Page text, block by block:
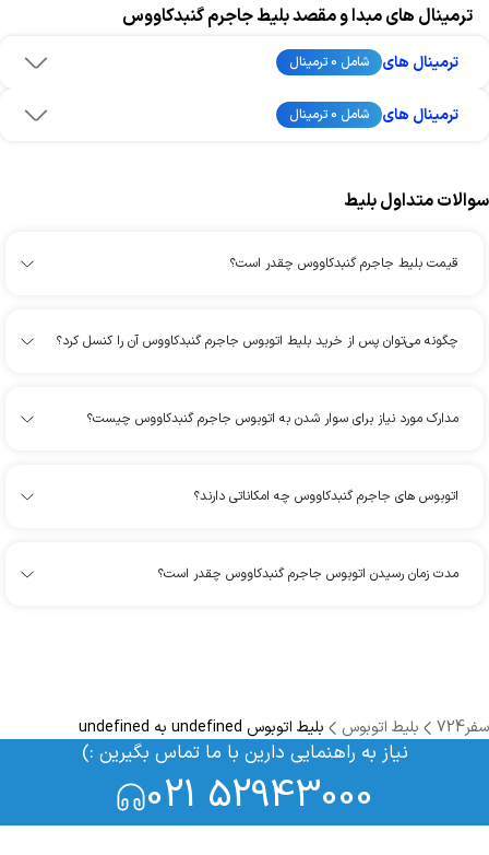
ترمینال های مبدا و مقصد بلیط جاجرم گنبدکاووس
ترمینال های شامل 0 ترمینال
ترمینال های شامل 0 ترمینال
سوالات متداول بلیط
قیمت بلیط جاجرم گنبدکاووس چقدر است؟
چگونه می‌توان پس از خرید بلیط اتوبوس جاجرم گنبدکاووس آن را کنسل کرد؟
مدارک مورد نیاز برای سوار شدن به اتوبوس جاجرم گنبدکاووس چیست؟
اتوبوس های جاجرم گنبدکاووس چه امکاناتی دارند؟
مدت زمان رسیدن اتوبوس جاجرم گنبدکاووس چقدر است؟
سفر724 بلیط اتوبوس بلیط اتوبوس undefined به undefined
نیاز به راهنمایی دارین با ما تماس بگیرین :)
021 52943000